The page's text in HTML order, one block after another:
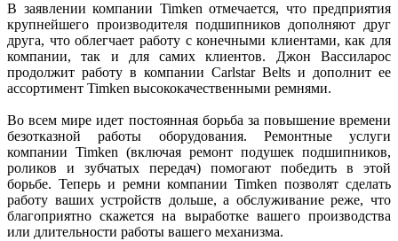
В заявлении компании Timken отмечается, что предприятия
крупнейшего производителя подшипников дополняют друг
друга, что облегчает работу с конечными клиентами, как для
компании, так и для самих клиентов. Джон Вассиларос
продолжит работу в компании Carlstar Belts и дополнит ее
ассортимент Timken высококачественными ремнями.
Во всем мире идет постоянная борьба за повышение времени
безотказной работы оборудования. Ремонтные услуги
компании Timken (включая ремонт подушек подшипников,
роликов и зубчатых передач) помогают победить в этой
борьбе. Теперь и ремни компании Timken позволят сделать
работу ваших устройств дольше, а обслуживание реже, что
благоприятно скажется на выработке вашего производства
или длительности работы вашего механизма.